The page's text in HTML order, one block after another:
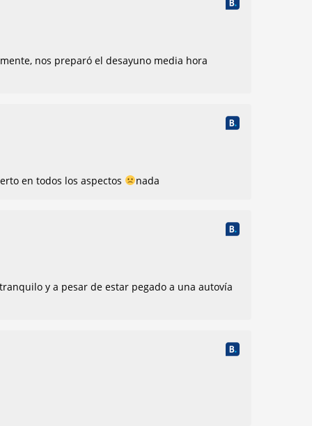
nos preparó el desayuno media hora
en todos los aspectos nada
y a pesar de estar pegado a una autovía